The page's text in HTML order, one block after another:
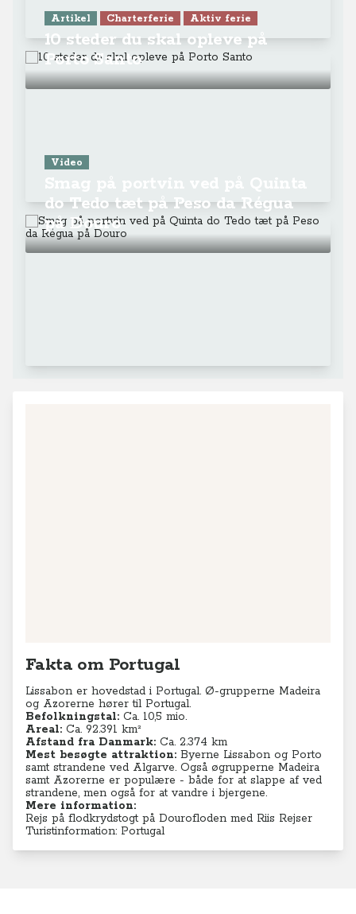
Artikel Charterferie Aktiv ferie
10 steder du skal opleve på
Porto Santo
Video
do Tedo tæt på Peso da Régua
på Douro
Fakta om Portugal
Lissabon er hovedstad i Portugal. Ø-grupperne Madeira
og Azorerne hører til Portugal.
Befolkningstal: Ca. 10,5 mio.
Areal: Ca. 92.391 km²
Afstand fra Danmark: Ca. 2.374 km
Mest besøgte attraktion: Byerne Lissabon og Porto
samt strandene ved Algarve. Også øgrupperne Madeira
samt Azorerne er populære - både for at slappe af ved
strandene, men også for at vandre i bjergene.
Mere information:
Rejs på flodkrydstogt på Dourofloden med Riis Rejser
Turistinformation: Portugal